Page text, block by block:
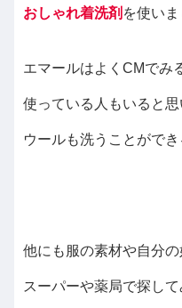
おしゃれ着洗剤 を使いま
エマールはよくCMでみ
使っている人もいると思
ウールも洗うことができ
他にも服の素材や自分
スーパーや薬局で探して